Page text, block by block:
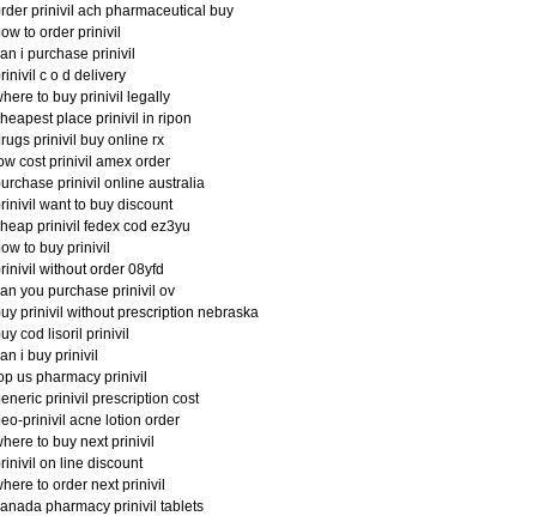
prinivil ach pharmaceutical buy
to order prinivil
i purchase prinivil
c o d delivery
to buy prinivil legally
place prinivil in ripon
prinivil buy online rx
cost prinivil amex order
prinivil online australia
want to buy discount
prinivil fedex cod ez3yu
to buy prinivil
without order 08yfd
you purchase prinivil ov
prinivil without prescription nebraska
cod lisoril prinivil
i buy prinivil
us pharmacy prinivil
prinivil prescription cost
prinivil acne lotion order
to buy next prinivil
on line discount
to order next prinivil
pharmacy prinivil tablets